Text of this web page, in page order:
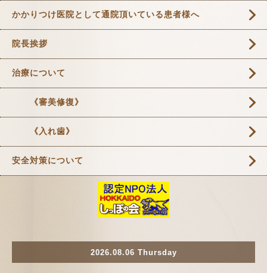
かかりつけ医院として通院頂いている患者様へ
院長挨拶
治療について
《審美修復》
《入れ歯》
安全対策について
2026.08.06 Thursday